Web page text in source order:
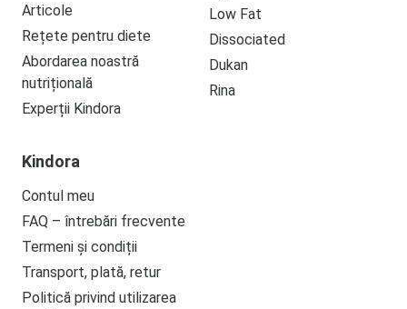
Articole
Rețete pentru diete
Abordarea noastră
nutrițională
Experții Kindora
Low Fat
Dissociated
Dukan
Rina
Kindora
Contul meu
FAQ – întrebări frecvente
Termeni și condiții
Transport, plată, retur
Politică privind utilizarea